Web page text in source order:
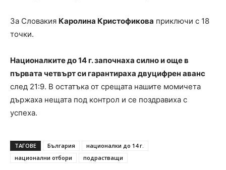
За Словакия Каролина Кристофикова приключи с 18
точки.
Националките до 14 г. започнаха силно и още в
първата четвърт си гарантираха двуцифрен аванс
след 21:9. В остатъка от срещата нашите момичета
държаха нещата под контрол и се поздравиха с
успеха.
ТАГОВЕ България
националки до 14 г.
национални отбори
подрастващи